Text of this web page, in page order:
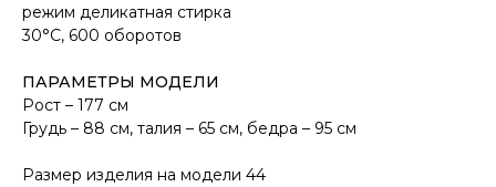
режим деликатная стирка
30°С, 600 оборотов
ПАРАМЕТРЫ МОДЕЛИ
Рост – 177 см
Грудь – 88 см, талия – 65 см, бедра – 95 см
Размер изделия на модели 44